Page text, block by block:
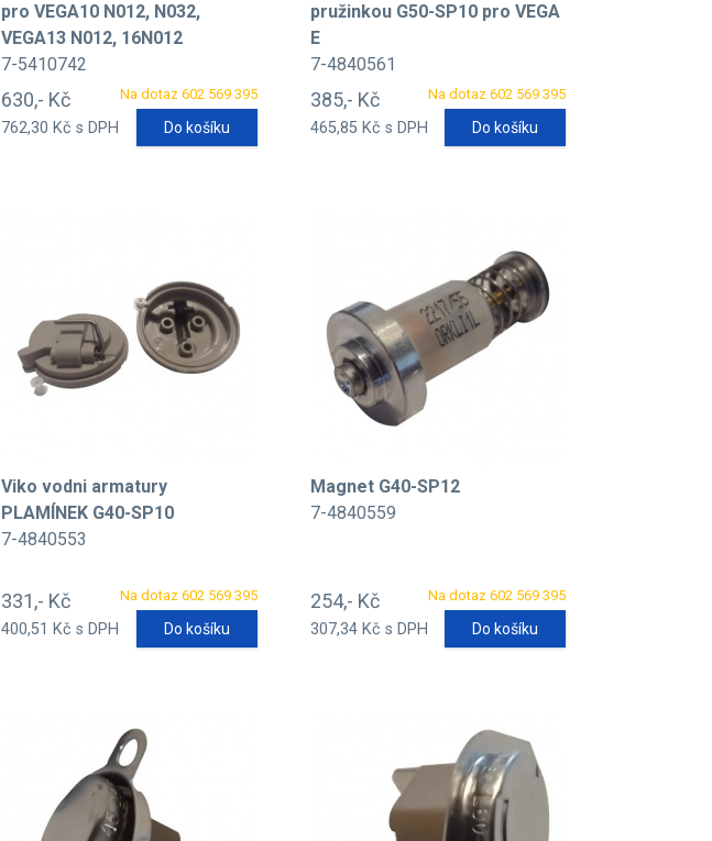
pro VEGA10 N012, N032,
VEGA13 N012, 16N012
7-5410742
Na dotaz 602 569 395
630,- Kč
762,30 Kč s DPH Do košíku
pružinkou G50-SP10 pro VEGA
E
7-4840561
Na dotaz 602 569 395
385,- Kč
465,85 Kč s DPH Do košíku
Viko vodni armatury
PLAMÍNEK G40-SP10
7-4840553
Na dotaz 602 569 395
331,- Kč
400,51 Kč s DPH Do košíku
Magnet G40-SP12
7-4840559
Na dotaz 602 569 395
254,- Kč
307,34 Kč s DPH Do košíku